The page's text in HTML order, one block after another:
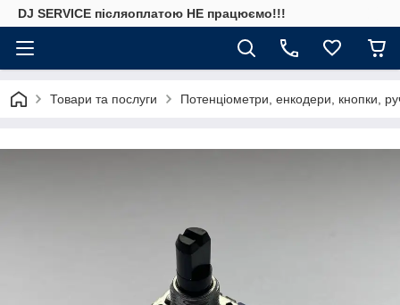
DJ SERVICE пiсляоплатою НЕ працюємо!!!
Товари та послуги Потенціометри, енкодери, кнопки,